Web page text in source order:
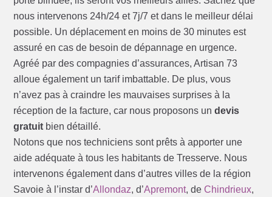
nous intervenons 24h/24 et 7j/7 et dans le meilleur délai
possible. Un déplacement en moins de 30 minutes est
assuré en cas de besoin de dépannage en urgence.
Agréé par des compagnies d’assurances, Artisan 73
alloue également un tarif imbattable. De plus, vous
n’avez pas à craindre les mauvaises surprises à la
réception de la facture, car nous proposons undevis
gratuit bien détaillé.
Notons que nos techniciens sont prêts à apporter une
aide adéquate à tous les habitants de Tresserve. Nous
intervenons également dans d’autres villes de la région
Savoie à l’instar d’Allondaz, d’Apremont, deChindrieux,